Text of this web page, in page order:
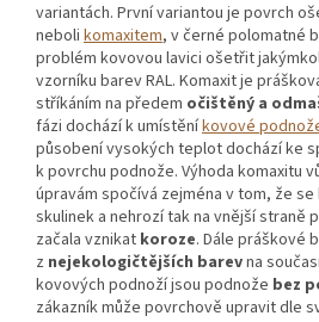
variantách. První variantou je povrch
neboli komaxitem, v černé polomatné
problém kovovou lavici ošetřit
vzorníku barev RAL. Komaxit je
stříkáním na předem očištěný a
fázi dochází k umístěníkovové
působení vysokých teplot dochází ke
k povrchu podnože. Výhoda komaxitu
úpravám spočívá zejména v tom, že
skulinek a nehrozí tak na vnější straně
začala vznikat koroze. Dále práškové
z nejekologičtějších barevna
kovových podnoží jsou podnože bez
zákazník může povrchově upravit dle